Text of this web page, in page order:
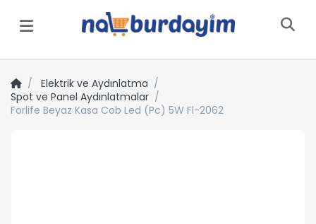
Menü
Elektrik ve Aydınlatma
Spot ve Panel Aydınlatmalar
Forlife Beyaz Kasa Cob Led (Pc) 5W Fl-2062